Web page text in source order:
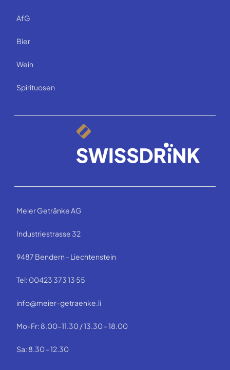
AfG
Bier
Wein
Spirituosen
Meier Getränke AG
Industriestrasse 32
9487 Bendern - Liechtenstein
Tel: 00423 373 13 55
info@meier-getraenke.li
Mo-Fr: 8.00-11.30 / 13.30 - 18.00
Sa: 8.30 - 12.30